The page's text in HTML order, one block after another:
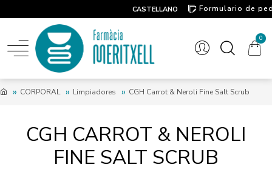
CASTELLANO
Formulario de
0
CORPORAL Limpiadores CGH Carrot & Neroli Fine Salt Scrub
CGH CARROT & NEROLI
FINE SALT SCRUB